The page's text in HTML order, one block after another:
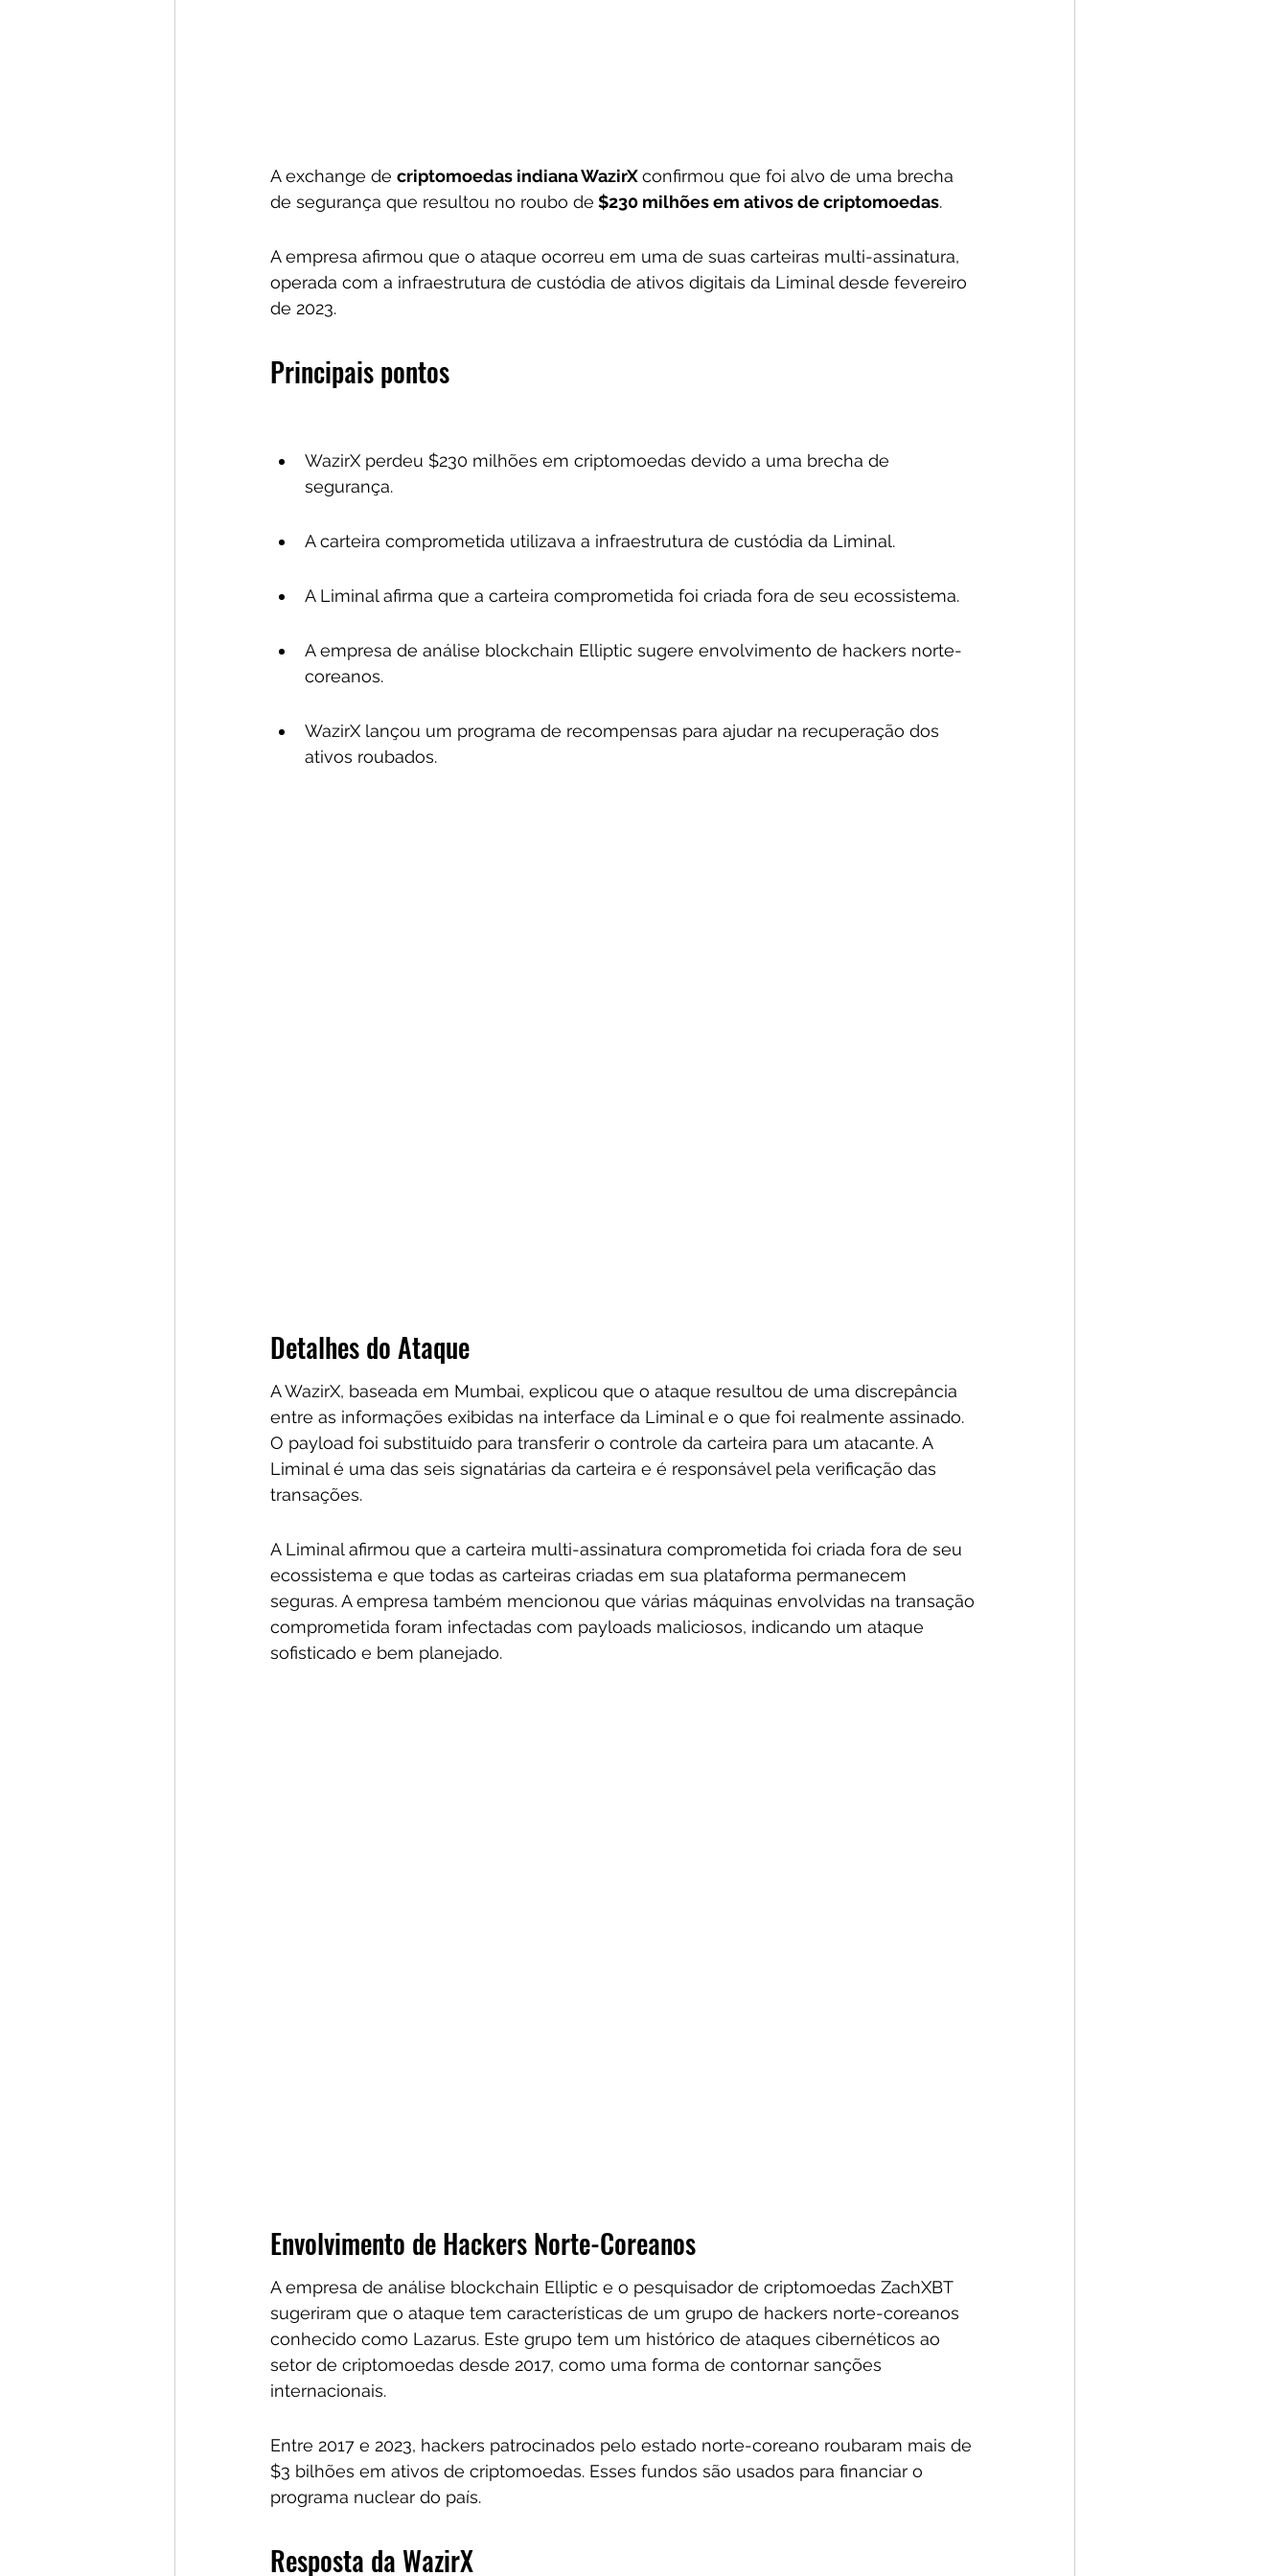
A exchange de criptomoedas indiana WazirX confirmou que foi alvo de uma brecha
de segurança que resultou no roubo de $230 milhões em ativos de criptomoedas.
A empresa afirmou que o ataque ocorreu em uma de suas carteiras multi-assinatura,
operada com a infraestrutura de custódia de ativos digitais da Liminal desde fevereiro
de 2023.
Principais pontos
WazirX perdeu $230 milhões em criptomoedas devido a uma brecha de
segurança.
A carteira comprometida utilizava a infraestrutura de custódia da Liminal.
A Liminal afirma que a carteira comprometida foi criada fora de seu ecossistema.
A empresa de análise blockchain Elliptic sugere envolvimento de hackers norte-
coreanos.
WazirX lançou um programa de recompensas para ajudar na recuperação dos
ativos roubados.
Detalhes do Ataque
A WazirX, baseada em Mumbai, explicou que o ataque resultou de uma discrepância
entre as informações exibidas na interface da Liminal e o que foi realmente assinado.
O payload foi substituído para transferir o controle da carteira para um atacante. A
Liminal é uma das seis signatárias da carteira e é responsável pela verificação das
transações.
A Liminal afirmou que a carteira multi-assinatura comprometida foi criada fora de seu
ecossistema e que todas as carteiras criadas em sua plataforma permanecem
seguras. A empresa também mencionou que várias máquinas envolvidas na transação
comprometida foram infectadas com payloads maliciosos, indicando um ataque
sofisticado e bem planejado.
Envolvimento de Hackers Norte-Coreanos
A empresa de análise blockchain Elliptic e o pesquisador de criptomoedas ZachXBT
sugeriram que o ataque tem características de um grupo de hackers norte-coreanos
conhecido como Lazarus. Este grupo tem um histórico de ataques cibernéticos ao
setor de criptomoedas desde 2017, como uma forma de contornar sanções
internacionais.
Entre 2017 e 2023, hackers patrocinados pelo estado norte-coreano roubaram mais de
$3 bilhões em ativos de criptomoedas. Esses fundos são usados para financiar o
programa nuclear do país.
Resposta da WazirX